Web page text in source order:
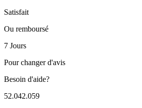
Satisfait
Ou remboursé
7 Jours
Pour changer d'avis
Besoin d'aide?
52.042.059